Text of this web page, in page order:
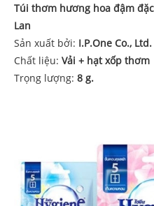
Túi thơm hương hoa đậm
Lan
Sản xuất bởi: I.P.One Co.,
Chất liệu: Vải + hạt xốp thơm
Trọng lượng: 8 g.